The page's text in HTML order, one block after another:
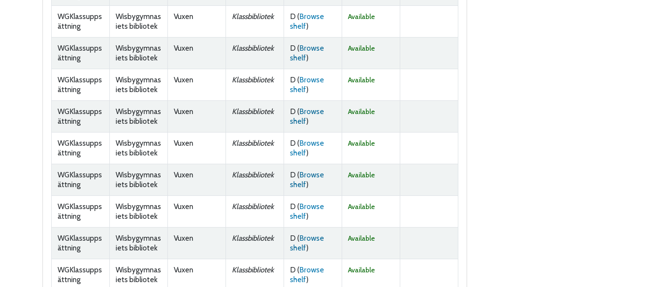
WGKlassupps
ättning
Wisbygymnas
iets bibliotek
Vuxen Klassbibliotek D (Browse
shelf(Opens below)
)
Available
WGKlassupps
ättning
Wisbygymnas
iets bibliotek
Vuxen Klassbibliotek D (Browse
shelf(Opens below)
)
Available
WGKlassupps
ättning
Wisbygymnas
iets bibliotek
Vuxen Klassbibliotek D (Browse
shelf(Opens below)
)
Available
WGKlassupps
ättning
Wisbygymnas
iets bibliotek
Vuxen Klassbibliotek D (Browse
shelf(Opens below)
)
Available
WGKlassupps
ättning
Wisbygymnas
iets bibliotek
Vuxen Klassbibliotek D (Browse
shelf(Opens below)
)
Available
WGKlassupps
ättning
Wisbygymnas
iets bibliotek
Vuxen Klassbibliotek D (Browse
shelf(Opens below)
)
Available
WGKlassupps
ättning
Wisbygymnas
iets bibliotek
Vuxen Klassbibliotek D (Browse
shelf(Opens below)
)
Available
WGKlassupps
ättning
Wisbygymnas
iets bibliotek
Vuxen Klassbibliotek D (Browse
shelf(Opens below)
)
Available
WGKlassupps
ättning
Wisbygymnas
iets bibliotek
Vuxen Klassbibliotek D (Browse
shelf(Opens below)
)
Available